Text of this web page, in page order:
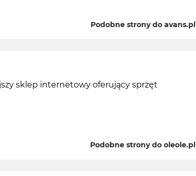
Podobne strony do avans.pl
sklep internetowy oferujący sprzęt
Podobne strony do oleole.pl